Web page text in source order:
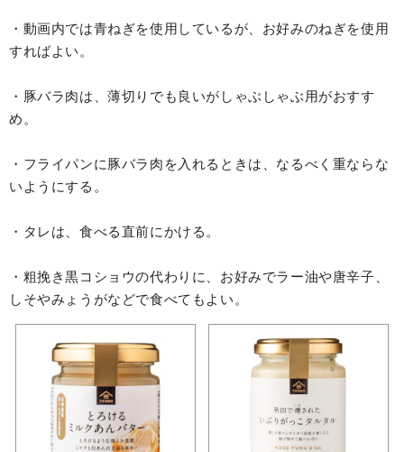
・動画内では青ねぎを使用しているが、お好みのねぎを使用
すればよい。
・豚バラ肉は、薄切りでも良いがしゃぶしゃぶ用がおすす
め。
・フライパンに豚バラ肉を入れるときは、なるべく重ならな
いようにする。
・タレは、食べる直前にかける。
・粗挽き黒コショウの代わりに、お好みでラー油や唐辛子、